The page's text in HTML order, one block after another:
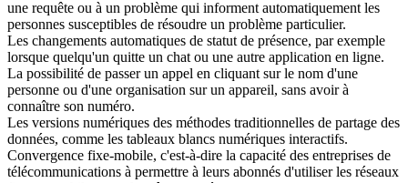
une requête ou à un problème qui informent automatiquement les
personnes susceptibles de résoudre un problème particulier.
Les changements automatiques de statut de présence, par exemple
lorsque quelqu'un quitte un chat ou une autre application en ligne.
La possibilité de passer un appel en cliquant sur le nom d'une
personne ou d'une organisation sur un appareil, sans avoir à
connaître son numéro.
Les versions numériques des méthodes traditionnelles de partage des
données, comme les tableaux blancs numériques interactifs.
Convergence fixe-mobile, c'est-à-dire la capacité des entreprises de
télécommunications à permettre à leurs abonnés d'utiliser les réseaux